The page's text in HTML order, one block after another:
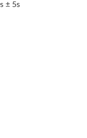
± 5s